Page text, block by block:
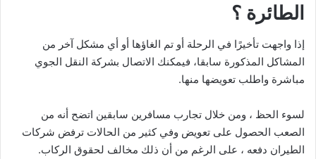
الطائرة ؟
إذا واجهت تأخيرًا في الرحلة أو تم الغاؤها أو أي مشكل آخر من
المشاكل المذكورة سابقا، فيمكنك الاتصال بشركة النقل الجوي
مباشرة واطلب تعويضها منها.
لسوء الحظ ، ومن خلال تجارب مسافرين سابقين اتضح أنه من
الصعب الحصول على تعويض وفي كثير من الحالات ترفض شركات
الطيران دفعه ، على الرغم من أن ذلك مخالف لحقوق الركاب.